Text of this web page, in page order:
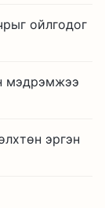
ойлгодог
мэдрэмжээ
эргэн